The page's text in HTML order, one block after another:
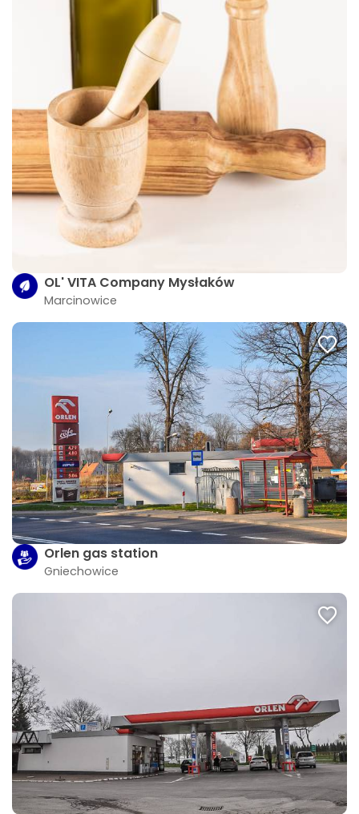
OL' VITA Company Mysłaków
Marcinowice
Orlen gas station
Gniechowice